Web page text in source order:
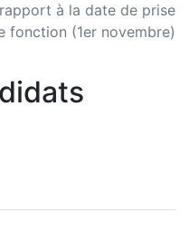
à la date de prise
fonction (1er novembre)